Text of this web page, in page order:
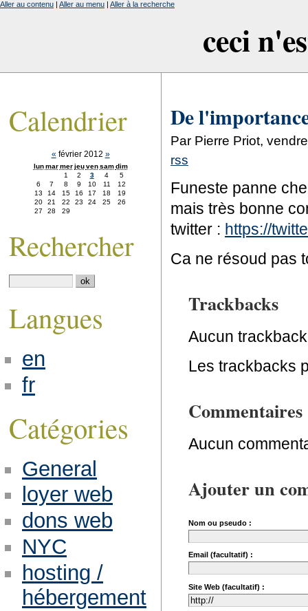
ceci
Aller au contenu | Aller au menu | Aller à la recherche
De
Par Pierre Priot,
rss
Funeste panne
mais très bonne
twitter : https://
Ca ne résoud pas
Trackbacks
Aucun
Les trackbacks
Commentaires
Aucun
Ajouter un
Nom ou pseudo :
Email (facultatif) :
Site Web (facultatif) :
Calendrier
« février 2012 »
lun mar mer jeu ven sam dim
1
2 3 4
5
6
7 8 9 10 11
12
13
14 15 16 17 18
19
20
21 22 23 24 25
26
27
28 29
Rechercher
Langues
en
fr
Catégories
General
loyer web
dons web
NYC
hosting /
hébergement